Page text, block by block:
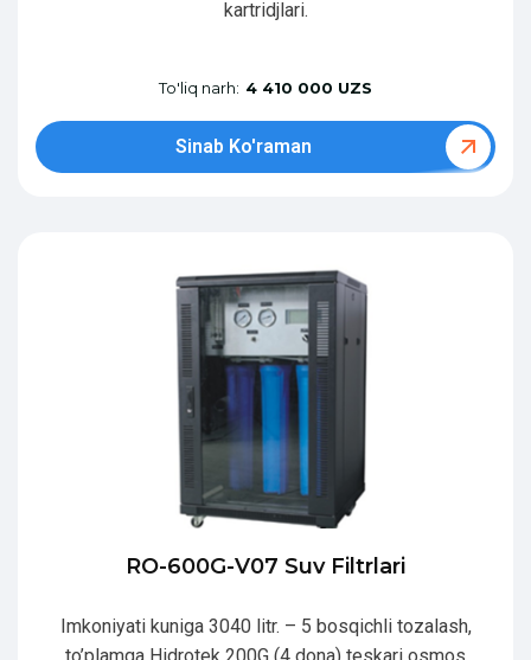
kartridjlari.
To'liq narh: 4 410 000 UZS
Sinab Ko'raman
RO-600G-V07 Suv Filtrlari
Imkoniyati kuniga 3040 litr. – 5 bosqichli tozalash,